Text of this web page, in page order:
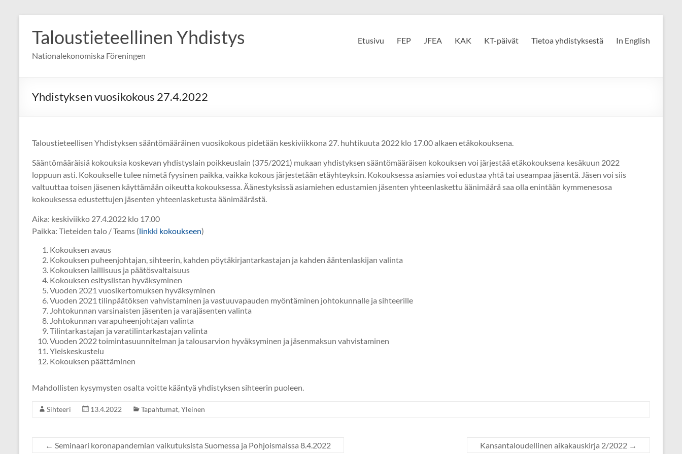
content
Taloustieteellinen Yhdistys
Nationalekonomiska Föreningen
Etusivu FEP JFEA KAK KT-päivät Tietoa yhdistyksestä In English
Yhdistyksen vuosikokous 27.4.2022
Taloustieteellisen Yhdistyksen sääntömääräinen vuosikokous pidetään keskiviikkona 27. huhtikuuta 2022 klo 17.00 alkaen etäkokouksena.
Sääntömääräisiä kokouksia koskevan yhdistyslain poikkeuslain (375/2021) mukaan yhdistyksen sääntömääräisen kokouksen voi järjestää etäkokouksena kesäkuun 2022
loppuun asti. Kokoukselle tulee nimetä fyysinen paikka, vaikka kokous järjestetään etäyhteyksin. Kokouksessa asiamies voi edustaa yhtä tai useampaa jäsentä. Jäsen voi siis
valtuuttaa toisen jäsenen käyttämään oikeutta kokouksessa. Äänestyksissä asiamiehen edustamien jäsenten yhteenlaskettu äänimäärä saa olla enintään kymmenesosa
kokouksessa edustettujen jäsenten yhteenlasketusta äänimäärästä.
Aika: keskiviikko 27.4.2022 klo 17.00
Paikka: Tieteiden talo / Teams (linkki kokoukseen)
Kokouksen avaus
Kokouksen puheenjohtajan, sihteerin, kahden pöytäkirjantarkastajan ja kahden ääntenlaskijan valinta
Kokouksen laillisuus ja päätösvaltaisuus
Kokouksen esityslistan hyväksyminen
Vuoden 2021 vuosikertomuksen hyväksyminen
Vuoden 2021 tilinpäätöksen vahvistaminen ja vastuuvapauden myöntäminen johtokunnalle ja sihteerille
Johtokunnan varsinaisten jäsenten ja varajäsenten valinta
Johtokunnan varapuheenjohtajan valinta
Tilintarkastajan ja varatilintarkastajan valinta
Vuoden 2022 toimintasuunnitelman ja talousarvion hyväksyminen ja jäsenmaksun vahvistaminen
Yleiskeskustelu
Kokouksen päättäminen
Mahdollisten kysymysten osalta voitte kääntyä yhdistyksen sihteerin puoleen.
Sihteeri 13.4.2022 Tapahtumat, Yleinen
← Seminaari koronapandemian vaikutuksista Suomessa ja Pohjoismaissa 8.4.2022 Kansantaloudellinen aikakauskirja 2/2022 →